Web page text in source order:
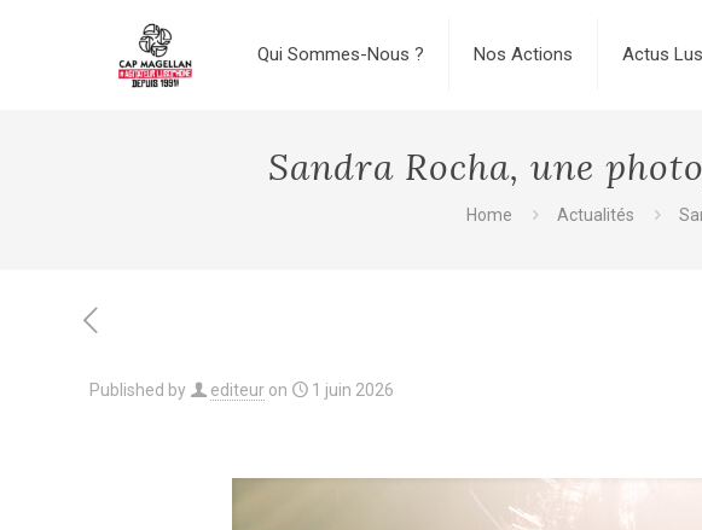
Qui Sommes-Nous ? Nos Actions Actus
Sandra Rocha, une
Home Actualités
Published by editeur on 1 juin 2026